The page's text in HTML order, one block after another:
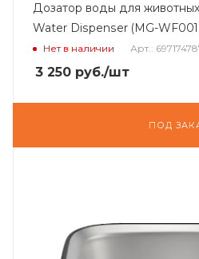
Дозатор воды для
Water Dispenser (MG-
Нет в наличии Арт.:
3 250 руб./шт
ПОД